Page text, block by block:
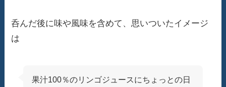
呑んだ後に味や風味を含めて、思いついたイメージ
は
果汁100％のリンゴジュースにちょっとの日